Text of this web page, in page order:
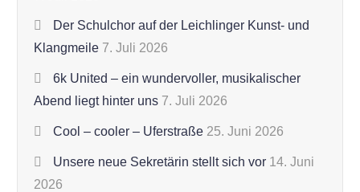
Der Schulchor auf der Leichlinger Kunst- und
Klangmeile 7. Juli 2026
6k United – ein wundervoller, musikalischer
Abend liegt hinter uns 7. Juli 2026
Cool – cooler – Uferstraße 25. Juni 2026
Unsere neue Sekretärin stellt sich vor 14. Juni
2026